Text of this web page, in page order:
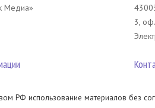
Mедиа»
3,
РФ использование материалов без